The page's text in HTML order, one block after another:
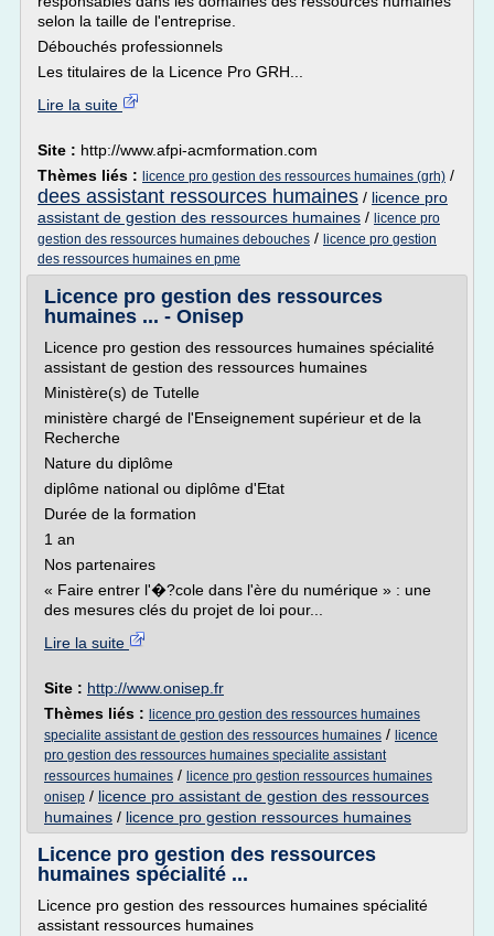
selon la taille de l'entreprise.
Débouchés professionnels
Les titulaires de la Licence Pro GRH...
Lire la suite
Site : http://www.afpi-acmformation.com
Thèmes liés : licence pro gestion des ressources humaines (grh) /
dees assistant ressources humaines / licence pro
assistant de gestion des ressources humaines / licence pro
gestion des ressources humaines debouches / licence pro gestion
des ressources humaines en pme
Licence pro gestion des ressources
humaines ... - Onisep
Licence pro gestion des ressources humaines spécialité
assistant de gestion des ressources humaines
Ministère(s) de Tutelle
ministère chargé de l'Enseignement supérieur et de la
Recherche
Nature du diplôme
diplôme national ou diplôme d'Etat
Durée de la formation
1 an
Nos partenaires
« Faire entrer l'�?cole dans l'ère du numérique » : une
des mesures clés du projet de loi pour...
Lire la suite
Site : http://www.onisep.fr
Thèmes liés : licence pro gestion des ressources humaines
specialite assistant de gestion des ressources humaines / licence
pro gestion des ressources humaines specialite assistant
ressources humaines / licence pro gestion ressources humaines
onisep / licence pro assistant de gestion des ressources
humaines / licence pro gestion ressources humaines
Licence pro gestion des ressources
humaines spécialité ...
Licence pro gestion des ressources humaines spécialité
assistant ressources humaines